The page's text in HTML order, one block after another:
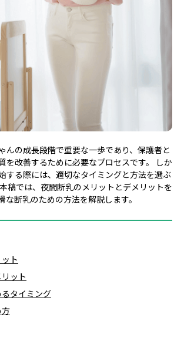
んの成長段階で重要な一歩であり、保護者と
を改善するために必要なプロセスです。 しか
する際には、適切なタイミングと方法を選ぶ
稿では、夜間断乳のメリットとデメリットを
な断乳のための方法を解説します。
ト
ット
タイミング